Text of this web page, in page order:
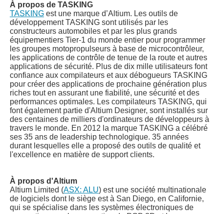
À propos de TASKING
TASKING est une marque d’Altium. Les outils de
développement TASKING sont utilisés par les
constructeurs automobiles et par les plus grands
équipementiers Tier-1 du monde entier pour programmer
les groupes motopropulseurs à base de microcontrôleur,
les applications de contrôle de tenue de la route et autres
applications de sécurité. Plus de dix mille utilisateurs font
confiance aux compilateurs et aux débogueurs TASKING
pour créer des applications de prochaine génération plus
riches tout en assurant une fiabilité, une sécurité et des
performances optimales. Les compilateurs TASKING, qui
font également partie d'Altium Designer, sont installés sur
des centaines de milliers d'ordinateurs de développeurs à
travers le monde. En 2012 la marque TASKING a célébré
ses 35 ans de leadership technologique. 35 années
durant lesquelles elle a proposé des outils de qualité et
l'excellence en matière de support clients.
À propos d'Altium
Altium Limited (ASX: ALU) est une société multinationale
de logiciels dont le siège est à San Diego, en Californie,
qui se spécialise dans les systèmes électroniques de